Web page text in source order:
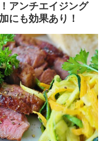
アンチエイジング
にも効果あり！